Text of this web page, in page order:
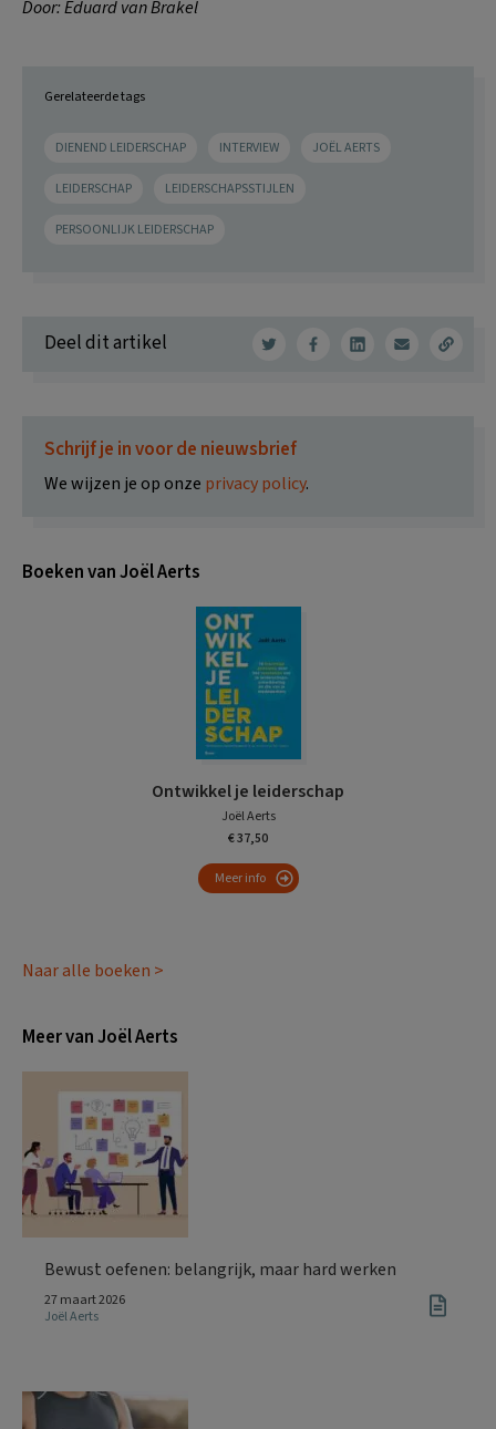
Door: Eduard van Brakel
Gerelateerde tags
DIENEND LEIDERSCHAP INTERVIEW JOËL AERTS
LEIDERSCHAP LEIDERSCHAPSSTIJLEN
PERSOONLIJK LEIDERSCHAP
Deel dit artikel
Schrijf je in voor de nieuwsbrief
We wijzen je op onze privacy policy.
Boeken van Joël Aerts
Ontwikkel je leiderschap
Joël Aerts
€ 37,50
Meer info
Naar alle boeken >
Meer van Joël Aerts
Bewust oefenen: belangrijk, maar hard werken
27 maart 2026
Joël Aerts